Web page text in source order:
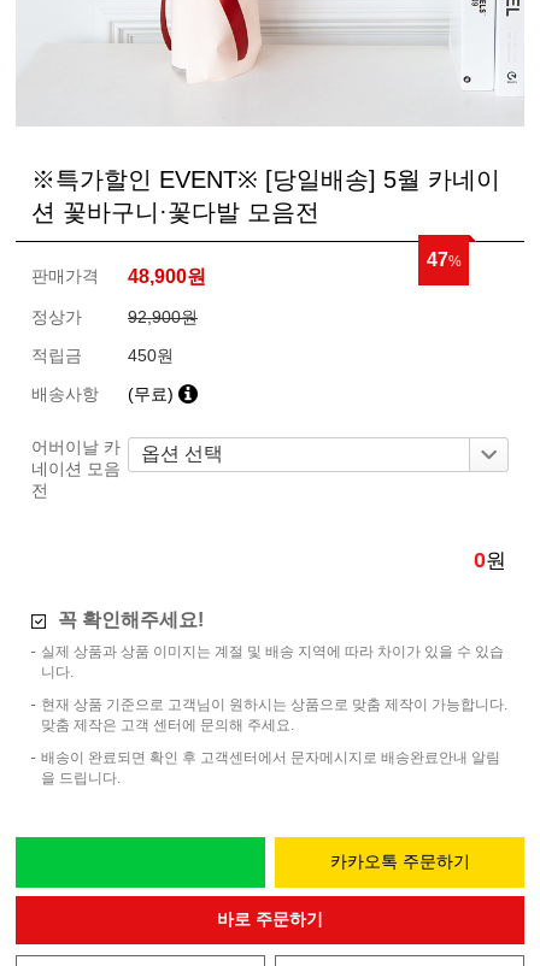
※특가할인 EVENT※ [당일배송] 5월 카네이
션 꽃바구니·꽃다발 모음전
47%
판매가격 48,900원
정상가
92,900원
적립금
450원
배송사항
(무료)
어버이날 카
네이션 모음
전
0원
꼭 확인해주세요!
실제 상품과 상품 이미지는 계절 및 배송 지역에 따라 차이가 있을 수 있습
니다.
현재 상품 기준으로 고객님이 원하시는 상품으로 맞춤 제작이 가능합니다.
맞춤 제작은 고객 센터에 문의해 주세요.
배송이 완료되면 확인 후 고객센터에서 문자메시지로 배송완료안내 알림
을 드립니다.
카카오톡 주문하기
바로 주문하기